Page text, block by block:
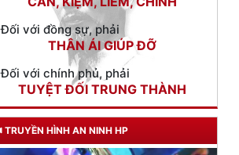
THÂN ÁI GIÚP ĐỠ
Đối với chính phủ, phải
TUYỆT ĐỐI TRUNG THÀNH
Đối với nhân dân, phải
KÍNH TRỌNG LỄ PHÉP
Đối với công việc, phải
TẬN TỤY
TRUYỀN HÌNH AN NINH HP